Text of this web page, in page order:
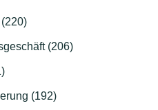
(206)
(192)